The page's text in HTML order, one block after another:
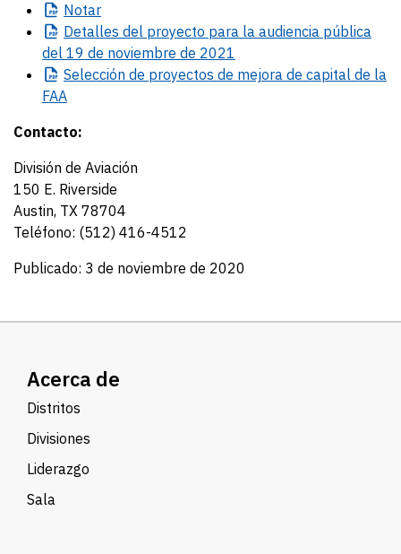
Notar
Detalles del proyecto para la audiencia pública
del 19 de noviembre de 2021
Selección de proyectos de mejora de capital de la
FAA
Contacto:
División de Aviación
150 E. Riverside
Austin, TX 78704
Teléfono: (512) 416-4512
Publicado: 3 de noviembre de 2020
Acerca de
Distritos
Divisiones
Liderazgo
Sala